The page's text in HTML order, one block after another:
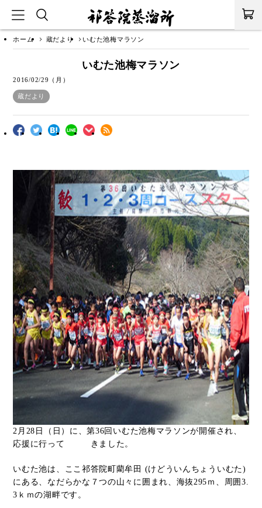
ホーム 蔵だより いむた池梅マラソン
いむた池梅マラソン
2016/02/29（月）
蔵だより
2月28日（日）に、第36回いむた池梅マラソンが開催され、
応援に行って きました。
いむた池は、ここ祁答院町藺牟田 (けどういんちょういむた)
にある、なだらかな７つの山々に囲まれ、海抜295ｍ、周囲3.
3ｋｍの湖畔です。